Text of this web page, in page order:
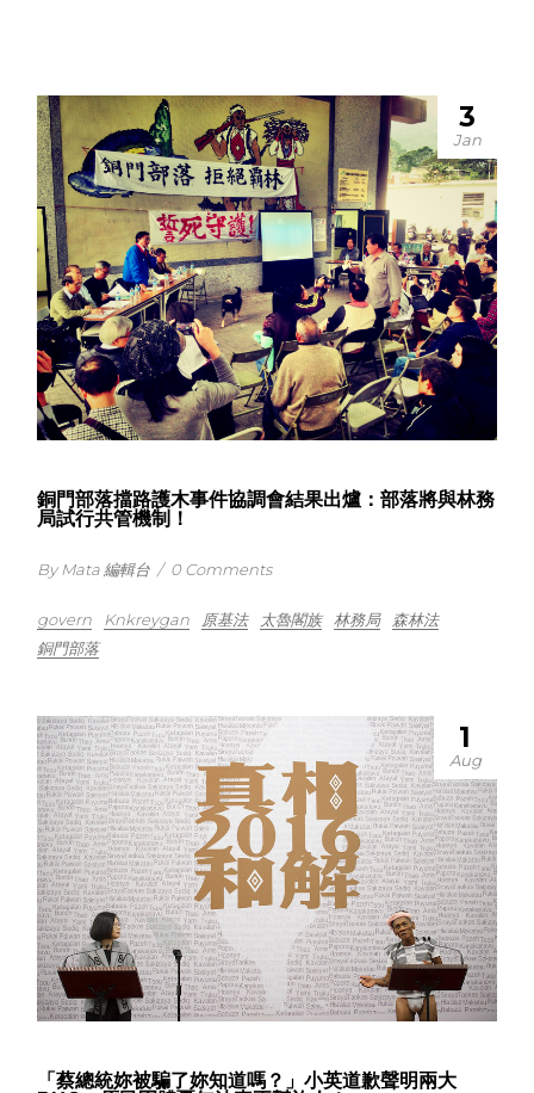
3
Jan
銅門部落擋路護木事件協調會結果出爐：部落將與林務
局試行共管機制！
By Mata 編輯台 / 0 Comments
govern Knkreygan 原基法 太魯閣族 林務局
森林法
銅門部落
1
Aug
「蔡總統妳被騙了妳知道嗎？」小英道歉聲明兩大